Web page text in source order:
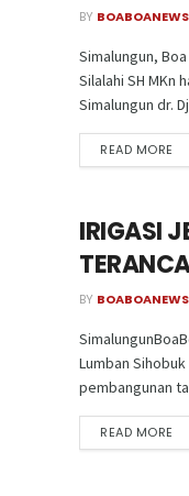
BY
Simalungun,
Silalahi SH MKn
Simalungun dr.
READ MORE
IRIGASI
BY
Lumban
pembangunan
READ MORE